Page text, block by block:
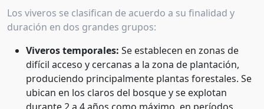
Los viveros se clasifican de acuerdo a su finalidad y
duración en dos grandes grupos:
Viveros temporales: Se establecen en zonas de
difícil acceso y cercanas a la zona de plantación,
produciendo principalmente plantas forestales. Se
ubican en los claros del bosque y se explotan
durante 2 a 4 años como máximo, en períodos